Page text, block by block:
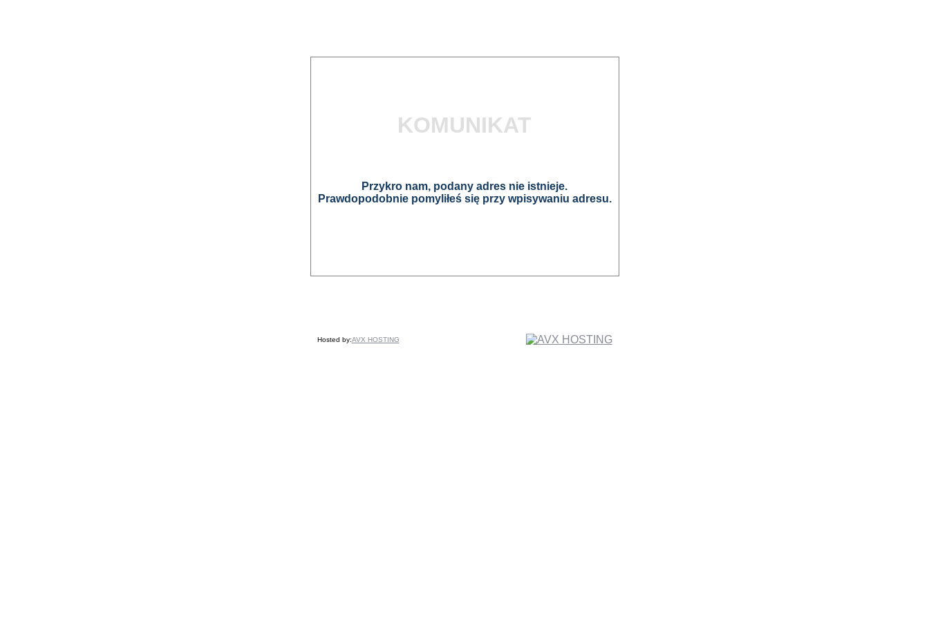
KOMUNIKAT
Przykro nam, podany adres nie istnieje.
Prawdopodobnie pomyliłeś się przy wpisywaniu adresu.
Hosted by:AVX HOSTING